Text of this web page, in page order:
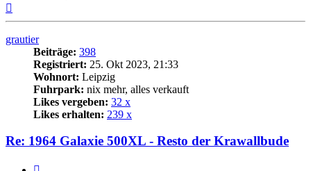
grautier
Beiträge: 398
Registriert: 25. Okt 2023, 21:33
Wohnort: Leipzig
Fuhrpark: nix mehr, alles verkauft
Likes vergeben: 32 x
Likes erhalten: 239 x
Re: 1964 Galaxie 500XL - Resto der Krawallbude